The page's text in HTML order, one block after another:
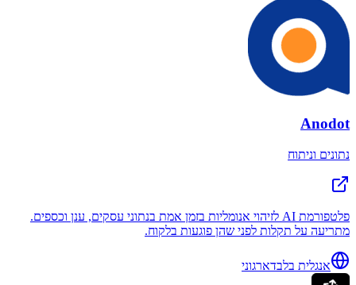
Anodot
נתונים וניתוח
פלטפורמת AI לזיהוי אנומליות בזמן אמת בנתוני עסקים, ענן וכספים.
מתריעה על תקלות לפני שהן פוגעות בלקוח.
אנגלית בלבדארגוני